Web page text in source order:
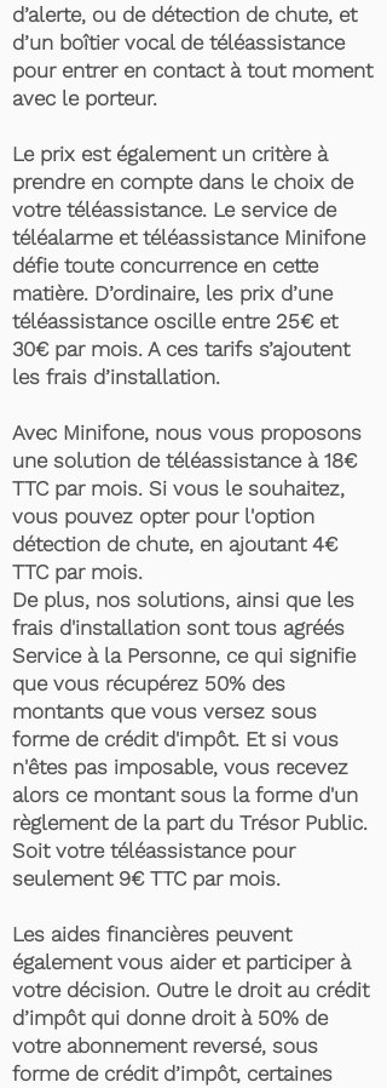
d’alerte, ou de détection de chute, et
d’un boîtier vocal de téléassistance
pour entrer en contact à tout moment
avec le porteur.
Le prix est également un critère à
prendre en compte dans le choix de
votre téléassistance. Le service de
téléalarme et téléassistance Minifone
défie toute concurrence en cette
matière. D’ordinaire, les prix d’une
téléassistance oscille entre 25€ et
30€ par mois. A ces tarifs s’ajoutent
les frais d’installation.
Avec Minifone, nous vous proposons
une solution de téléassistance à 18€
TTC par mois. Si vous le souhaitez,
vous pouvez opter pour l'option
détection de chute, en ajoutant 4€
TTC par mois.
De plus, nos solutions, ainsi que les
frais d'installation sont tous agréés
Service à la Personne, ce qui signifie
que vous récupérez 50% des
montants que vous versez sous
forme de crédit d'impôt. Et si vous
n'êtes pas imposable, vous recevez
alors ce montant sous la forme d'un
règlement de la part du Trésor Public.
Soit votre téléassistance pour
seulement 9€ TTC par mois.
Les aides financières peuvent
également vous aider et participer à
votre décision. Outre le droit au crédit
d’impôt qui donne droit à 50% de
votre abonnement reversé, sous
forme de crédit d’impôt, certaines